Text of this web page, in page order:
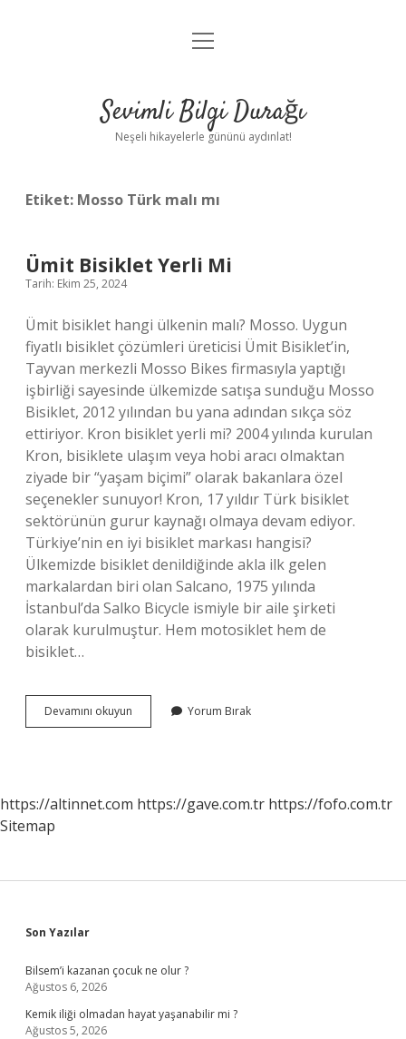
Anasayfa
Yasal Uyarı
menüyü
Sevimli Bilgi Durağı
Neşeli hikayelerle gününü aydınlat!
Etiket: Mosso Türk malı mı
Ümit Bisiklet Yerli Mi
Tarih: Ekim 25, 2024
Ümit bisiklet hangi ülkenin malı? Mosso. Uygun
fiyatlı bisiklet çözümleri üreticisi Ümit Bisiklet’in,
Tayvan merkezli Mosso Bikes firmasıyla yaptığı
işbirliği sayesinde ülkemizde satışa sunduğu Mosso
Bisiklet, 2012 yılından bu yana adından sıkça söz
ettiriyor. Kron bisiklet yerli mi? 2004 yılında kurulan
Kron, bisiklete ulaşım veya hobi aracı olmaktan
ziyade bir “yaşam biçimi” olarak bakanlara özel
seçenekler sunuyor! Kron, 17 yıldır Türk bisiklet
sektörünün gurur kaynağı olmaya devam ediyor.
Türkiye’nin en iyi bisiklet markası hangisi?
Ülkemizde bisiklet denildiğinde akla ilk gelen
markalardan biri olan Salcano, 1975 yılında
İstanbul’da Salko Bicycle ismiyle bir aile şirketi
olarak kurulmuştur. Hem motosiklet hem de
bisiklet…
Devamını okuyun
Bisiklet
Yorum Bırak
https://altinnet.com https://gave.com.tr https://fofo.com.tr
Sitemap
Sidebar
Son Yazılar
Bilsem’i kazanan çocuk ne olur ?
Ağustos 6, 2026
Kemik iliği olmadan hayat yaşanabilir mi ?
Ağustos 5, 2026